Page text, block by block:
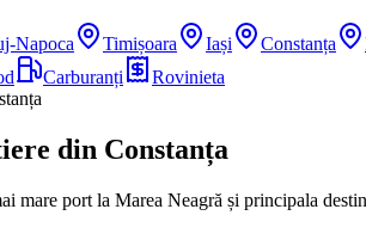
Napoca Timișoara Iași Constanța
Carburanți
Rovinieta
din Constanța
mare port la Marea Neagră și principala